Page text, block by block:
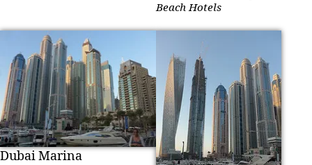
Beach Hotels
Dubai Marina